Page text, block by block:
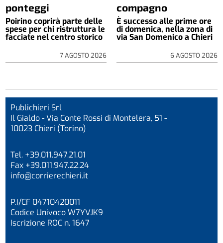
ponteggi
Poirino coprirà parte delle
spese per chi ristruttura le
facciate nel centro storico
7 AGOSTO 2026
compagno
È successo alle prime ore
di domenica, nella zona di
via San Domenico a Chieri
6 AGOSTO 2026
Publichieri Srl
Il Gialdo - Via Conte Rossi di Montelera, 51 -
10023 Chieri (Torino)
Tel. +39.011.947.21.01
Fax +39.011.947.22.24
info@corrierechieri.it
P.I/CF 04710420011
Codice Univoco W7YVJK9
Iscrizione ROC n. 1647